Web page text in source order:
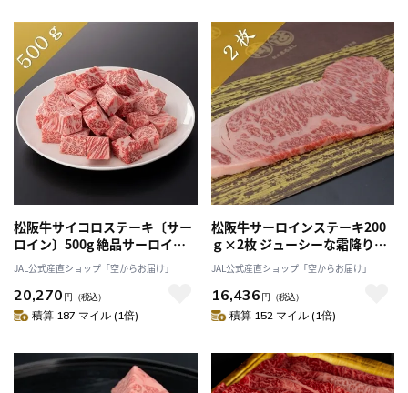
松阪牛サイコロステーキ〔サー
ロイン〕500g 絶品サーロイン
を一口サイズに！「まるよし」
送料無料
JAL公式産直ショップ「空からお届け」
20,270 円 （税込）
積算 187 マイル (1倍)
松阪牛サーロインステーキ200
ｇ×2枚 ジューシーな霜降り、
特別な日のステーキはこれ！
「まるよし」送料無料
JAL公式産直ショップ「空からお届け」
16,436 円 （税込）
積算 152 マイル (1倍)